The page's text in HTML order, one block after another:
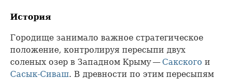
История
Городище занимало важное стратегическое
положение, контролируя пересыпи двух
соленых озер в Западном Крыму — Сакского и
Сасык-Сиваш. В древности по этим пересыпям